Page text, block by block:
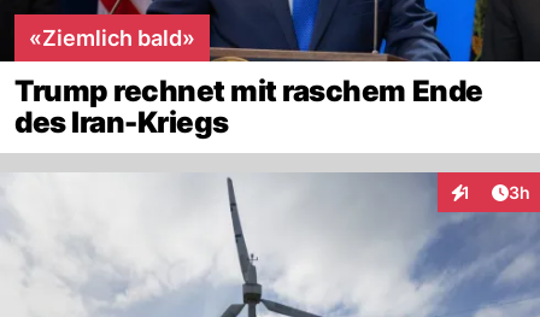
«Ziemlich bald»
Trump rechnet mit raschem Ende
des Iran-Kriegs
1 3h